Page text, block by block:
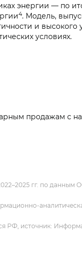
энергии — по
4. Модель,
и высокого
условиях.
продажам с
гг. по данным
РФ, источник: